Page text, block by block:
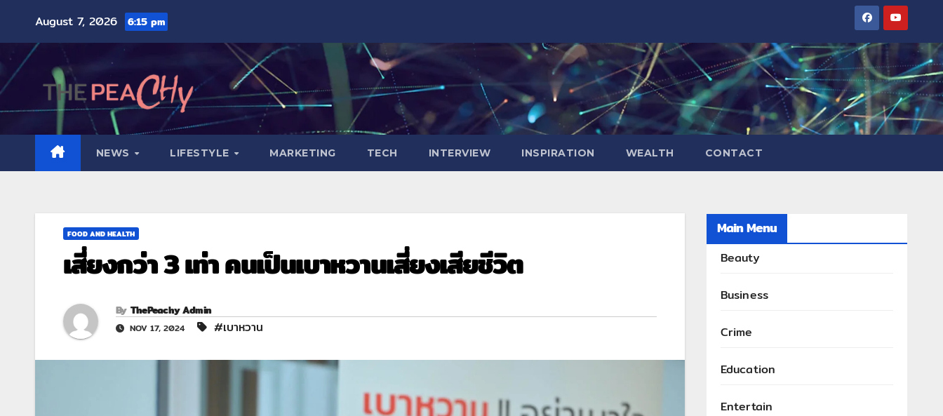
August 7, 2026 6:15 pm
NEWS LIFESTYLE MARKETING TECH INTERVIEW INSPIRATION WEALTH CONTACT
FOOD AND HEALTH
เสี่ยงกว่า 3 เท่า คนเป็นเบาหวานเสี่ยงเสียชีวิต
By ThePeachy Admin
NOV 17, 2024 #เบาหวาน
Main Menu
Beauty
Business
Crime
Education
Entertain